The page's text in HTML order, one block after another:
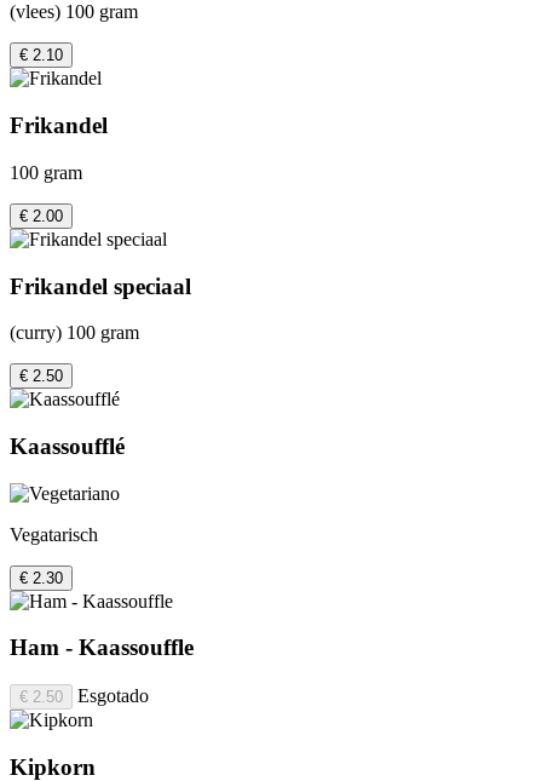
(vlees) 100 gram
€ 2.10
Frikandel
100 gram
€ 2.00
Frikandel speciaal
(curry) 100 gram
€ 2.50
Kaassoufflé
Vegatarisch
€ 2.30
Ham - Kaassouffle
€ 2.50 Esgotado
Kipkorn